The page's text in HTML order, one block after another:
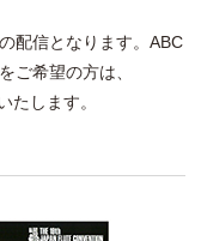
配信となります。ABC
ご希望の方は、
たします。